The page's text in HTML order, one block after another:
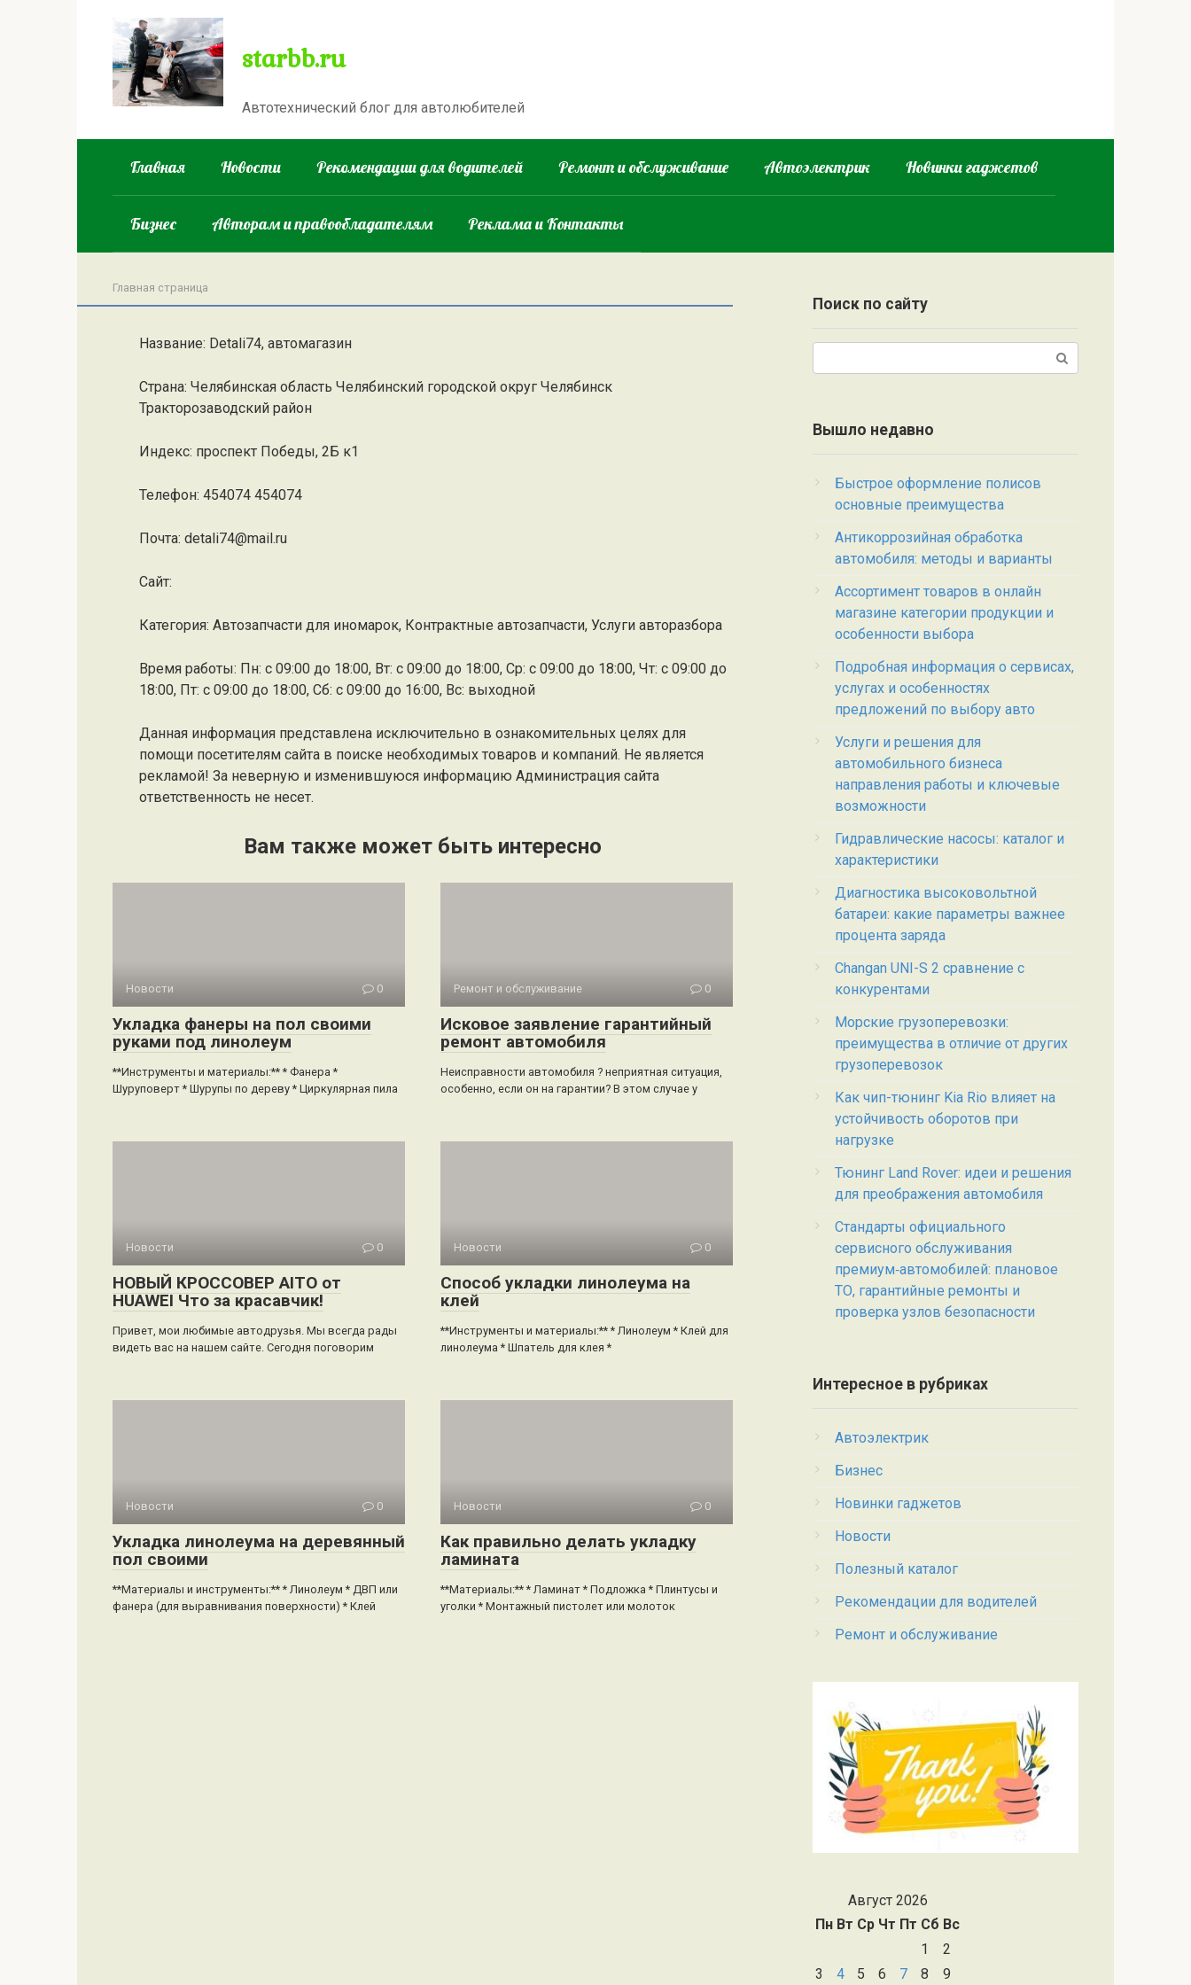
starbb.ru
Автотехнический блог для автолюбителей
Главная Новости Рекомендации для водителей Ремонт и обслуживание Автоэлектрик Новинки гаджетов
Бизнес Авторам и правообладателям Реклама и Контакты
Главная страница
Название: Detali74, автомагазин
Страна: Челябинская область Челябинский городской округ Челябинск
Тракторозаводский район
Индекс: проспект Победы, 2Б к1
Телефон: 454074 454074
Почта: detali74@mail.ru
Cайт:
Категория: Автозапчасти для иномарок, Контрактные автозапчасти, Услуги авторазбора
Время работы: Пн: с 09:00 до 18:00, Вт: с 09:00 до 18:00, Ср: с 09:00 до 18:00, Чт: с 09:00 до
18:00, Пт: с 09:00 до 18:00, Сб: с 09:00 до 16:00, Вс: выходной
Данная информация представлена исключительно в ознакомительных целях для
помощи посетителям сайта в поиске необходимых товаров и компаний. Не является
рекламой! За неверную и изменившуюся информацию Администрация сайта
ответственность не несет.
Вам также может быть интересно
Новости 0
Укладка фанеры на пол своими
руками под линолеум
**Инструменты и материалы:** * Фанера *
Шуруповерт * Шурупы по дереву * Циркулярная пила
Ремонт и обслуживание 0
Исковое заявление гарантийный
ремонт автомобиля
Неисправности автомобиля ? неприятная ситуация,
особенно, если он на гарантии? В этом случае у
Новости 0
НОВЫЙ КРОССОВЕР AITO от
HUAWEI Что за красавчик!
Привет, мои любимые автодрузья. Мы всегда рады
видеть вас на нашем сайте. Сегодня поговорим
Новости 0
Способ укладки линолеума на
клей
**Инструменты и материалы:** * Линолеум * Клей для
линолеума * Шпатель для клея *
Новости 0
Укладка линолеума на деревянный
пол своими
**Материалы и инструменты:** * Линолеум * ДВП или
фанера (для выравнивания поверхности) * Клей
Новости 0
Как правильно делать укладку
ламината
**Материалы:** * Ламинат * Подложка * Плинтусы и
уголки * Монтажный пистолет или молоток
Поиск по сайту
Вышло недавно
Быстрое оформление полисов
основные преимущества
Антикоррозийная обработка
автомобиля: методы и варианты
Ассортимент товаров в онлайн
магазине категории продукции и
особенности выбора
Подробная информация о сервисах,
услугах и особенностях
предложений по выбору авто
Услуги и решения для
автомобильного бизнеса
направления работы и ключевые
возможности
Гидравлические насосы: каталог и
характеристики
Диагностика высоковольтной
батареи: какие параметры важнее
процента заряда
Changan UNI-S 2 сравнение с
конкурентами
Морские грузоперевозки:
преимущества в отличие от других
грузоперевозок
Как чип-тюнинг Kia Rio влияет на
устойчивость оборотов при
нагрузке
Тюнинг Land Rover: идеи и решения
для преображения автомобиля
Стандарты официального
сервисного обслуживания
премиум‑автомобилей: плановое
ТО, гарантийные ремонты и
проверка узлов безопасности
Интересное в рубриках
Автоэлектрик
Бизнес
Новинки гаджетов
Новости
Полезный каталог
Рекомендации для водителей
Ремонт и обслуживание
Август 2026
Пн Вт Ср Чт Пт Сб Вс
1
2
3
4 5 6 7 8 9